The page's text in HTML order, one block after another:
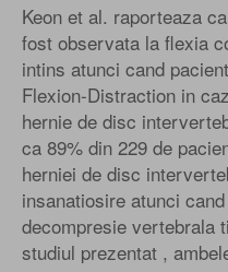
Keon et al. raporteaza
fost observata la flexia
intins atunci cand
Flexion-Distraction in
hernie de disc
ca 89% din 229 de
herniei de disc
insanatiosire atunci
decompresie vertebrala
studiul prezentat ,